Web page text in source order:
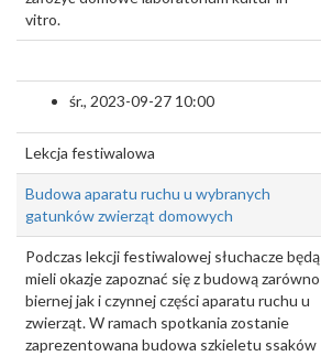
vitro.
śr., 2023-09-27 10:00
Lekcja festiwalowa
Budowa aparatu ruchu u wybranych
gatunków zwierząt domowych
Podczas lekcji festiwalowej słuchacze będą
mieli okazje zapoznać się z budową zarówno
biernej jak i czynnej części aparatu ruchu u
zwierząt. W ramach spotkania zostanie
zaprezentowana budowa szkieletu ssaków